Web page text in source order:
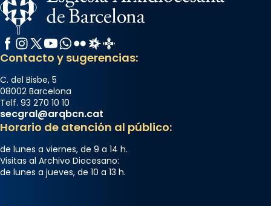
Facebook
Instagram
X / Twitter
YouTube
WhatsApp
FlickrRadio Estel
Catalunya Cristiana
Contacto y sugerencias:
C. del Bisbe, 5
08002 Barcelona
Telf. 93 270 10 10
secgral@arqbcn.cat
Horario de atención al público:
de lunes a viernes, de 9 a 14 h.
Visitas al Archivo Diocesano:
de lunes a jueves, de 10 a 13 h.